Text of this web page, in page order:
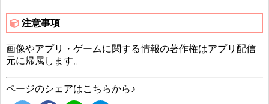
注意事項
画像やアプリ・ゲームに関する情報の著作権はアプリ配信
元に帰属します。
ページのシェアはこちらから♪